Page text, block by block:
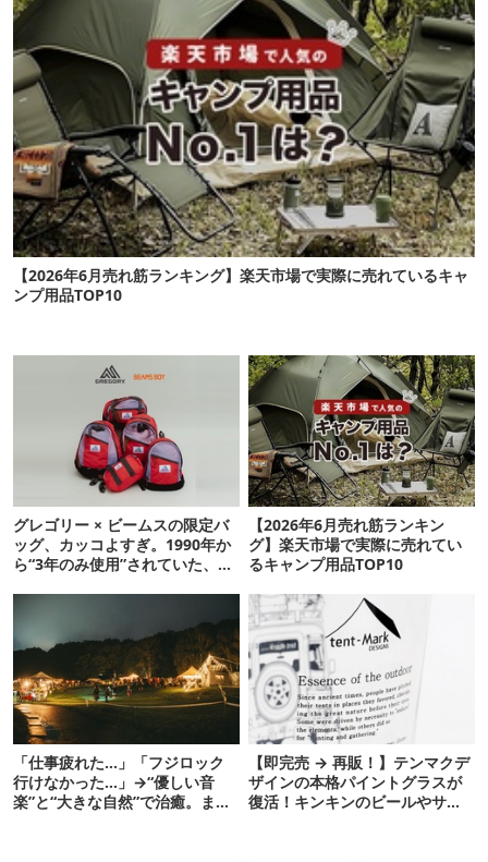
【2026年6月売れ筋ランキング】楽天市場で実際に売れているキャ
ンプ用品TOP10
グレゴリー × ビームスの限定バ
ッグ、カッコよすぎ。1990年か
ら“3年のみ使用”されていた、紫
【2026年6月売れ筋ランキン
グ】楽天市場で実際に売れてい
るキャンプ用品TOP10
「仕事疲れた…」「フジロック
行けなかった…」→“優しい音
楽”と“大きな自然”で治癒。まだ
【即完売 → 再販！】テンマクデ
ザインの本格パイントグラスが
復活！キンキンのビールやサワ